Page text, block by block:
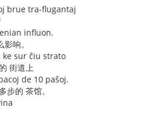
brue tra-flugantaj
influon.
响。
ke sur ĉiu strato
街道上
de 10 paŝoj.
步的 茶馆。